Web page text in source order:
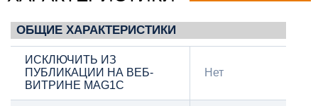
ОБЩИЕ ХАРАКТЕРИСТИКИ
ИСКЛЮЧИТЬ ИЗ
ПУБЛИКАЦИИ НА ВЕБ-
ВИТРИНЕ MAG1C
Нет